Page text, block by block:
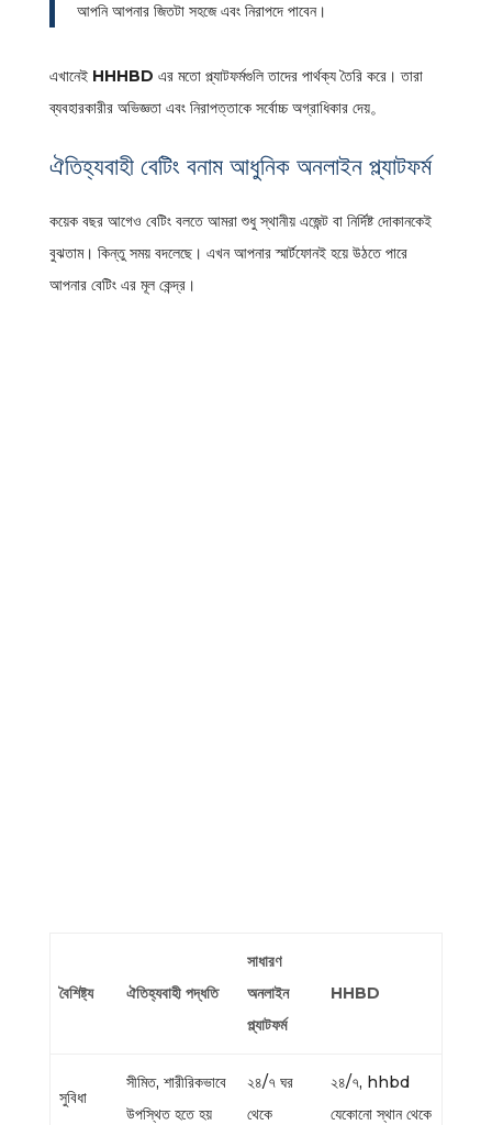
আপনি আপনার জিতটা সহজে এবং নিরাপদে পাবেন।
এখানেই HHHBD এর মতো প্ল্যাটফর্মগুলি তাদের পার্থক্য তৈরি করে। তারা
ব্যবহারকারীর অভিজ্ঞতা এবং নিরাপত্তাকে সর্বোচ্চ অগ্রাধিকার দেয়。
ঐতিহ্যবাহী বেটিং বনাম আধুনিক অনলাইন প্ল্যাটফর্ম
কয়েক বছর আগেও বেটিং বলতে আমরা শুধু স্থানীয় এজেন্ট বা নির্দিষ্ট দোকানকেই
বুঝতাম। কিন্তু সময় বদলেছে। এখন আপনার স্মার্টফোনই হয়ে উঠতে পারে
আপনার বেটিং এর মূল কেন্দ্র।
বৈশিষ্ট্য ঐতিহ্যবাহী পদ্ধতি
সাধারণ
অনলাইন
প্ল্যাটফর্ম
HHBD
সুবিধা
সীমিত, শারীরিকভাবে
উপস্থিত হতে হয়
২৪/৭ ঘর
থেকে
২৪/৭, hhbd
যেকোনো স্থান থেকে